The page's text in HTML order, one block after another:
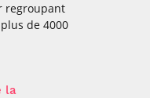
regroupant
de 4000
la